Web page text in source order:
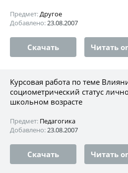
Предмет:Другое
Добавлено:23.08.2007
Скачать Читать
Курсовая работа по теме
социометрический статус
школьном возрасте
Предмет: Педагогика
Добавлено:23.08.2007
Скачать Читать